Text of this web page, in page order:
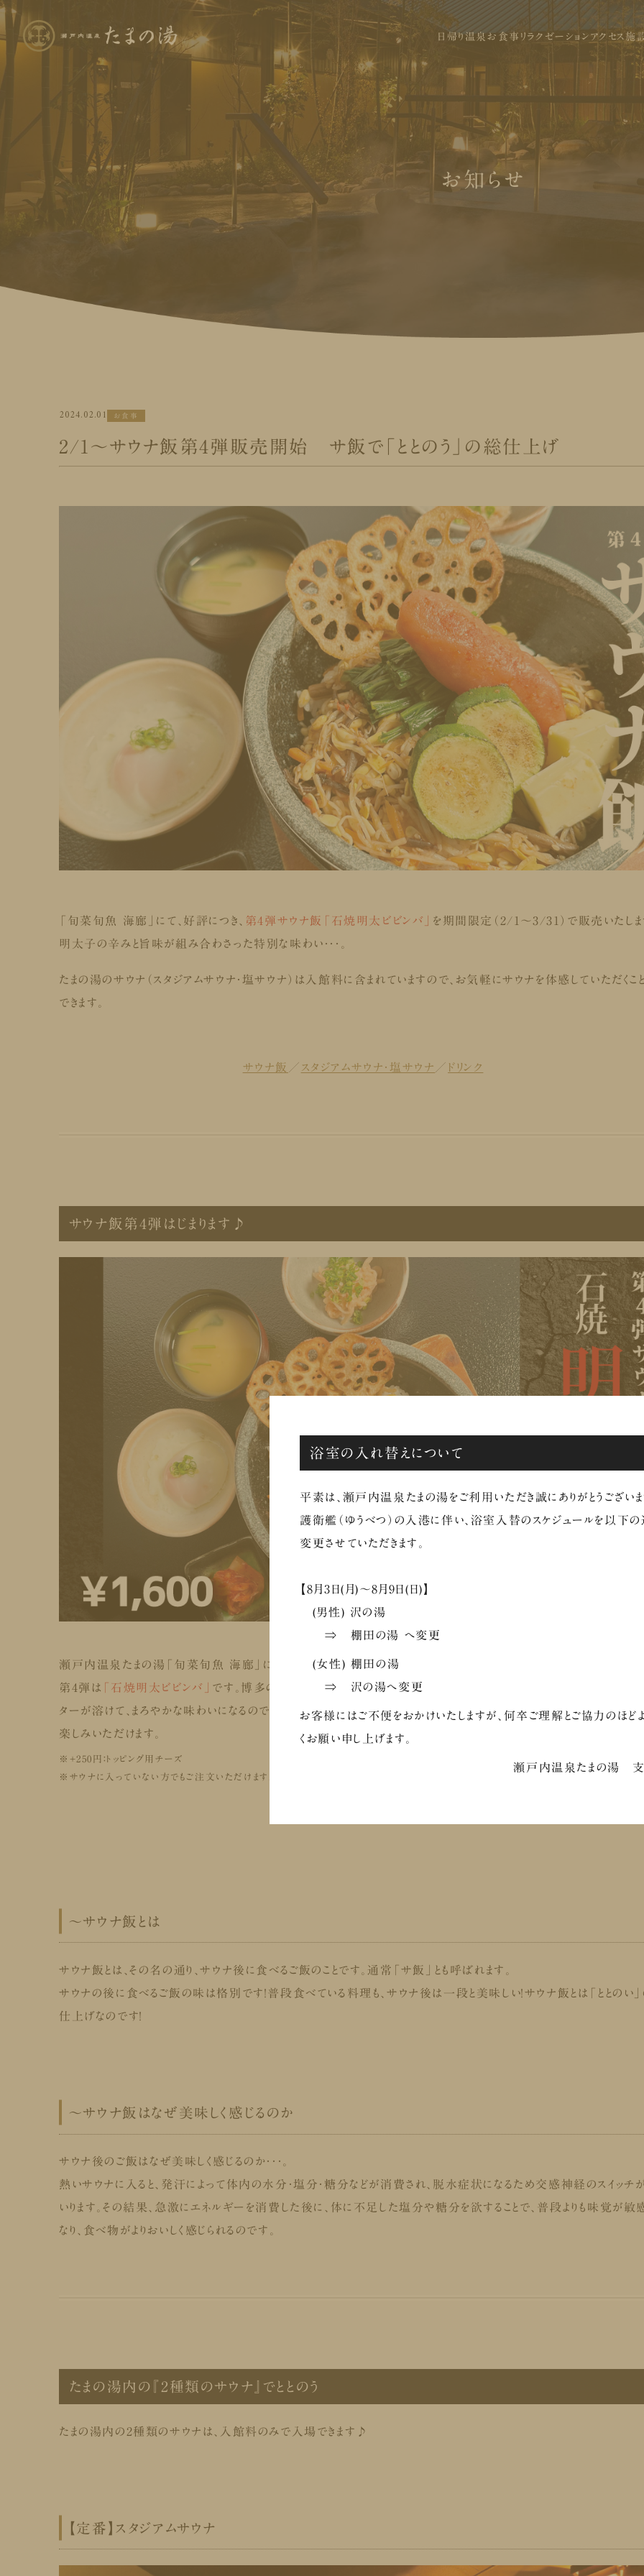
日帰り温泉 お食事 リラクゼーション アクセス 施
お知らせ
2024.02.01 お食事
2/1～サウナ飯第4弾販売開始 サ飯で「ととのう」の総仕上げ
「旬菜旬魚 海廊」にて、好評につき、 第4弾サウナ飯「 石焼明太ビビンバ
を期間限定（2/1～3/31）で販売いたしま
明太子の辛みと旨味が組み合わさった特別な味わい・・・。
たまの湯のサウナ（スタジアムサウナ・塩サウナ）は入館料に含まれていますので、お気軽にサウナを体感していただくこ
できます。
サウナ飯 ／ スタジアムサウナ・塩サウナ ／ ドリンク
サウナ飯第4弾はじまります♪
瀬戸内温泉たまの湯「旬菜旬魚 海廊」にて、第4弾サウナ飯が登場！
第4弾は
「石焼明太ビビンバ」 です。博多の 辛子明太子を贅沢に丸ごと1本
ターが溶けて、まろやかな味わいになるので、辛いものが苦手な方でも美味しく食べれます♪温玉やキムチを入れて味変
楽しみいただけます。
※+250円：トッピング用チーズ
※サウナに入っていない方でもご注文いただけます。
～サウナ飯とは
サウナ飯とは、その名の通り、サウナ後に食べるご飯のことです。通常「サ飯」とも呼ばれます。
サウナの後に食べるご飯の味は格別です！普段食べている料理も、サウナ後は一段と美味しい！サウナ飯とは「ととのい
仕上げなのです！
～サウナ飯はなぜ美味しく感じるのか
サウナ後のご飯はなぜ美味しく感じるのか・・・。
熱いサウナに入ると、発汗によって体内の水分・塩分・糖分などが消費され、脱水症状になるため交感神経のスイッチ
いります。その結果、急激にエネルギーを消費した後に、体に不足した塩分や糖分を欲することで、普段よりも味覚が敏
なり、食べ物がよりおいしく感じられるのです。
たまの湯内の『2種類のサウナ』でととのう
たまの湯内の2種類のサウナは、入館料のみで入場できます♪
【定番】スタジアムサウナ
浴室の入れ替えについて
平素は、瀬戸内温泉たまの湯をご利用いただき誠にありがとうございま
護衛艦（ゆうべつ）の入港に伴い、浴室入替のスケジュールを以下の
変更させていただきます。
【8月3日(月)～8月9日(日)】
(男性) 沢の湯
⇒ 棚田の湯 へ変更
(女性) 棚田の湯
⇒ 沢の湯へ変更
お客様にはご不便をおかけいたしますが、何卒ご理解とご協力のほど
くお願い申し上げます。
瀬戸内温泉たまの湯